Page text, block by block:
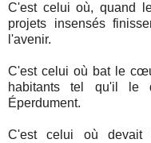
C'est celui où, quand
projets insensés
l'avenir.
C'est celui où bat le
habitants tel qu'il le
Éperdument.
C'est celui où devait